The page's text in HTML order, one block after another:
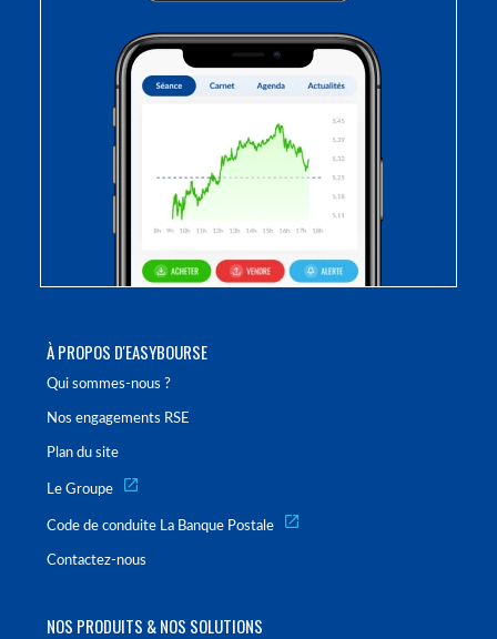
À PROPOS D'EASYBOURSE
Qui sommes-nous ?
Nos engagements RSE
Plan du site
Le Groupe
Code de conduite La Banque Postale
Contactez-nous
NOS PRODUITS & NOS SOLUTIONS